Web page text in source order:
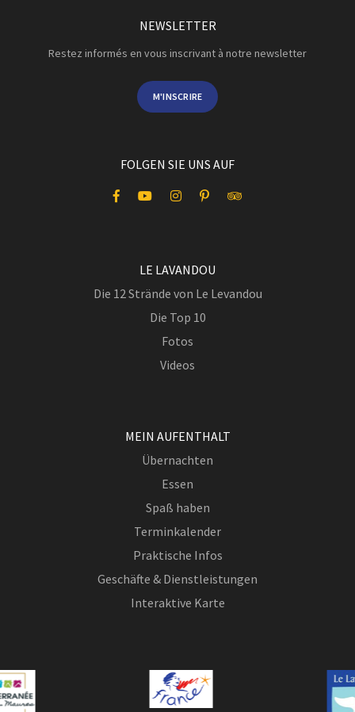
NEWSLETTER
Restez informés en vous inscrivant à notre newsletter
M'INSCRIRE
FOLGEN SIE UNS AUF
LE LAVANDOU
Die 12 Strände von Le Levandou
Die Top 10
Fotos
Videos
MEIN AUFENTHALT
Übernachten
Essen
Spaß haben
Terminkalender
Praktische Infos
Geschäfte & Dienstleistungen
Interaktive Karte